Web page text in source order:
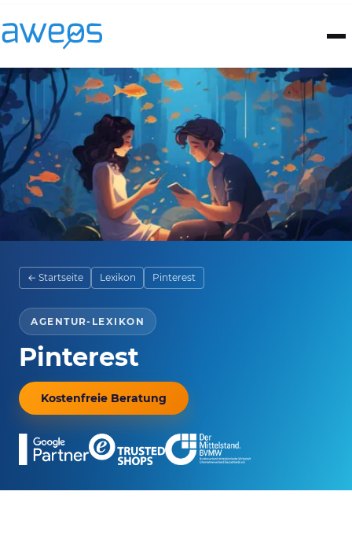
← Startseite Lexikon Pinterest
AGENTUR-LEXIKON
Pinterest
Kostenfreie Beratung